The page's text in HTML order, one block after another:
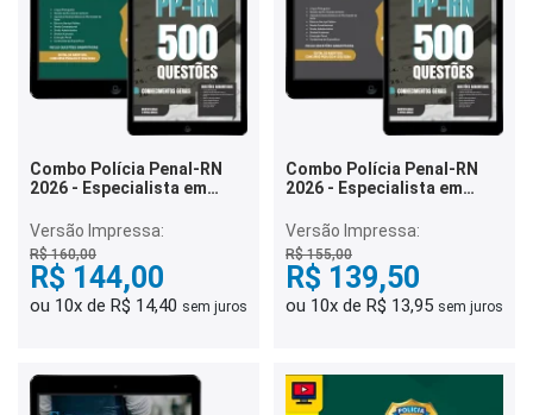
Combo Polícia Penal-RN
2026 - Especialista em
Médico Psiquiatra
Versão Impressa:
R$ 160,00
R$ 144,00
ou 10x de R$ 14,40 sem juros
Combo Polícia Penal-RN
2026 - Especialista em
Assistente Social
Versão Impressa:
R$ 155,00
R$ 139,50
ou 10x de R$ 13,95 sem juros